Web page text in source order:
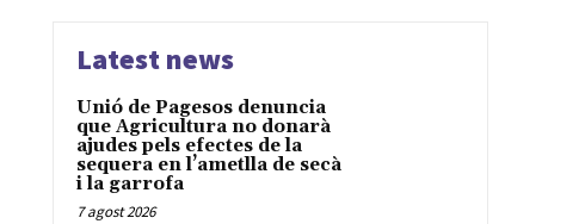
Latest news
Unió de Pagesos denuncia
que Agricultura no donarà
ajudes pels efectes de la
sequera en l’ametlla de secà
i la garrofa
7 agost 2026